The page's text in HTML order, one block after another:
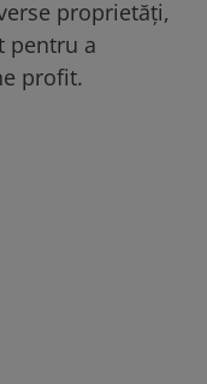
proprietăți,
pentru a
profit.